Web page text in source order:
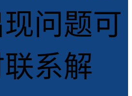
问题可
系解